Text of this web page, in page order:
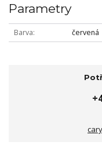
Parametry
Barva červená